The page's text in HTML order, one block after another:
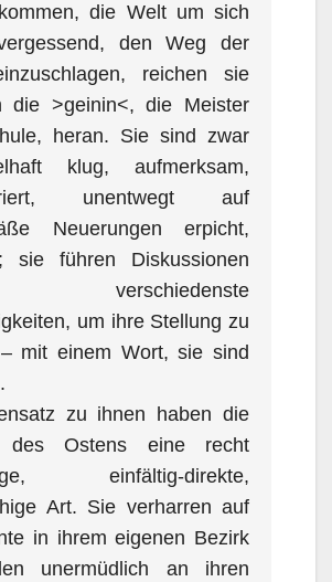
die Welt um sich
den Weg der
reichen sie
die >geinin<, die Meister
heran. Sie sind zwar
klug, aufmerksam,
unentwegt auf
Neuerungen erpicht,
sie führen Diskussionen
verschiedenste
um ihre Stellung zu
mit einem Wort, sie sind
zu ihnen haben die
des Ostens eine recht
einfältig-direkte,
Art. Sie verharren auf
in ihrem eigenen Bezirk
unermüdlich an ihren